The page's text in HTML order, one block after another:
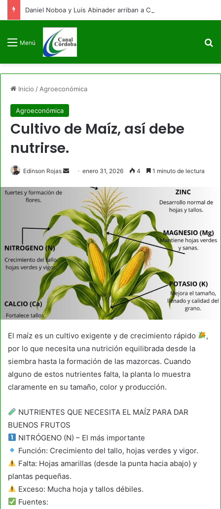
Menú
Inicio / Agroeconómica
Agroeconómica
Cultivo de Maíz, así debe
nutrirse.
Edinson Rojas
Sendenero 31, 2026 4 1 minuto de lectura
El maíz es un cultivo exigente y de crecimiento rápido
,
por lo que necesita una nutrición equilibrada desde la
siembra hasta la formación de las mazorcas. Cuando
alguno de estos nutrientes falta, la planta lo muestra
claramente en su tamaño, color y producción.
NUTRIENTES QUE NECESITA EL MAÍZ PARA DAR
BUENOS FRUTOS
NITRÓGENO (N) – El más importante
Función: Crecimiento del tallo, hojas verdes y vigor.
Falta: Hojas amarillas (desde la punta hacia abajo) y
plantas pequeñas.
Exceso: Mucha hoja y tallos débiles.
Fuentes: